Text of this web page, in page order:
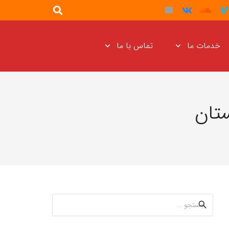
خدمات ما تماس با ما
جستجو
برای: